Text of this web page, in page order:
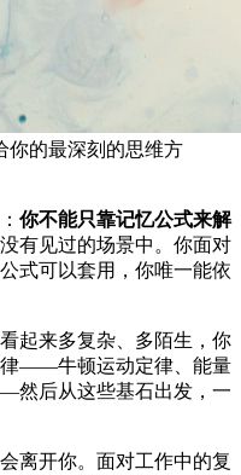
你的最深刻的思维方
你不能只靠记忆公式来解
有见过的场景中。你面对
式可以套用，你唯一能依
起来多复杂、多陌生，你
律——牛顿运动定律、能量
然后从这些基石出发，一
离开你。面对工作中的复